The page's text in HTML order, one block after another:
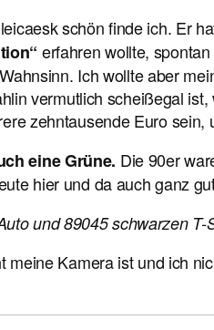
schön finde ich. Er
erfahren wollte,
Ich wollte aber
vermutlich scheißegal
zehntausende Euro
eine Grüne. Die 90er
hier und da auch ganz
und 89045 schwarzen T-
Kamera ist und ich